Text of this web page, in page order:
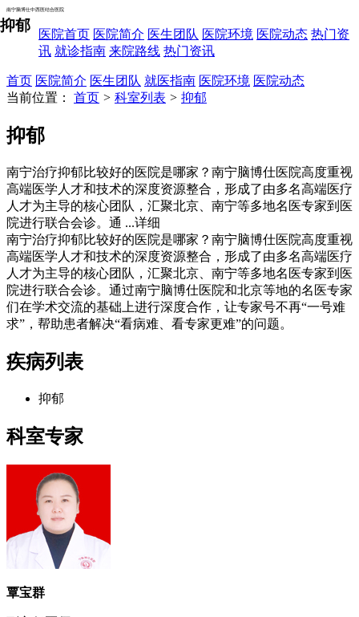
南宁脑博仕中西医结合医院
医院首页 医院简介 医生团队 医院环境 医院动态 热门资
讯 就诊指南 来院路线 热门资讯
首页 医院简介 医生团队 就医指南 医院环境 医院动态
当前位置： 首页 > 科室列表 > 抑郁
抑郁
抑郁
南宁治疗抑郁比较好的医院是哪家？南宁脑博仕医院高度重视
高端医学人才和技术的深度资源整合，形成了由多名高端医疗
人才为主导的核心团队，汇聚北京、南宁等多地名医专家到医
院进行联合会诊。通 ...详细
南宁治疗抑郁比较好的医院是哪家？南宁脑博仕医院高度重视
高端医学人才和技术的深度资源整合，形成了由多名高端医疗
人才为主导的核心团队，汇聚北京、南宁等多地名医专家到医
院进行联合会诊。通过南宁脑博仕医院和北京等地的名医专家
们在学术交流的基础上进行深度合作，让专家号不再“一号难
求”，帮助患者解决“看病难、看专家更难”的问题。
疾病列表
抑郁
科室专家
覃宝群